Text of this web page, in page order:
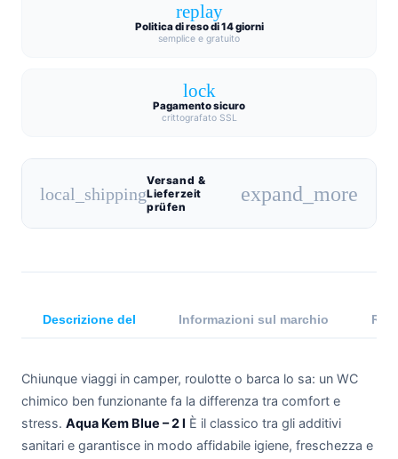
replay
Politica di reso di 14 giorni
semplice e gratuito
lock
Pagamento sicuro
crittografato SSL
local_shipping
Versand &
Lieferzeit
prüfen
expand_more
Descrizione del Informazioni sul marchio
Chiunque viaggi in camper, roulotte o barca lo sa: un WC
chimico ben funzionante fa la differenza tra comfort e
stress. Aqua Kem Blue – 2 l È il classico tra gli additivi
sanitari e garantisce in modo affidabile igiene, freschezza e